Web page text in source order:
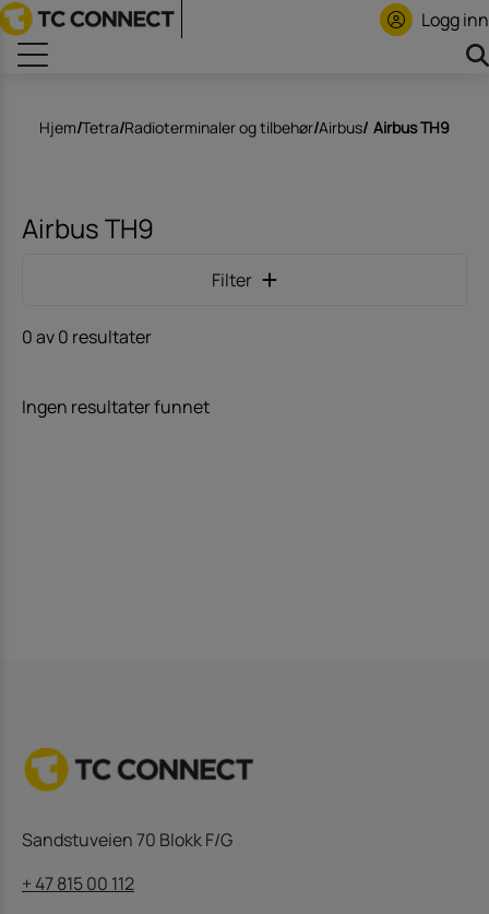
Logg inn
Hjem/Tetra/Radioterminaler og tilbehør/Airbus/ Airbus TH9
Airbus TH9
Filter
0 av 0 resultater
Ingen resultater funnet
Sandstuveien 70 Blokk F/G
+ 47 815 00 112